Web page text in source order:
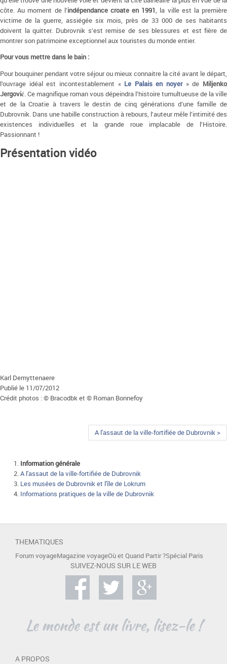
côte. Au moment de l’indépendance croate en 1991, la ville est la première
victime de la guerre, assiégée six mois, près de 33 000 de ses habitants
doivent la quitter. Dubrovnik s’est remise de ses blessures et est fière de
montrer son patrimoine exceptionnel aux touristes du monde entier.
Pour vous mettre dans le bain :
Pour bouquiner pendant votre séjour ou mieux connaitre la cité avant le départ,
l’ouvrage idéal est incontestablement « Le Palais en noyer» de Miljenko
Jergović. Ce magnifique roman vous dépeindra l’histoire tumultueuse de la ville
et de la Croatie à travers le destin de cinq générations d’une famille de
Dubrovnik. Dans une habille construction à rebours, l’auteur mêle l’intimité des
existences individuelles et la grande roue implacable de l’Histoire.
Passionnant !
Présentation vidéo
Karl Demyttenaere
Publié le 11/07/2012
Crédit photos : © Bracodbk et © Roman Bonnefoy
A l'assaut de la ville-fortifiée de Dubrovnik >
Information générale
A l'assaut de la ville-fortifiée de Dubrovnik
Les musées de Dubrovnik et l'île de Lokrum
Informations pratiques de la ville de Dubrovnik
THEMATIQUES
Forum voyageMagazine voyageOù et Quand Partir ?Spécial Paris
SUIVEZ-NOUS SUR LE WEB
A PROPOS